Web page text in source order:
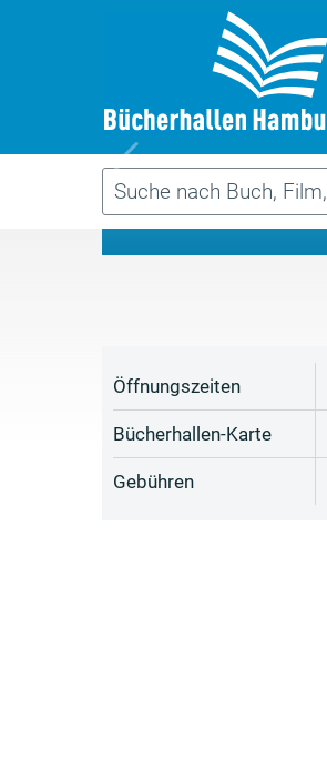
Öffnungszeiten
Bücherhallen-Karte
Gebühren